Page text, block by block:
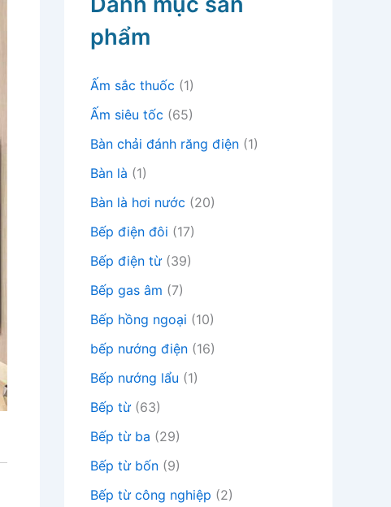
phẩm
Ấm sắc thuốc (1)
Ấm siêu tốc (65)
Bàn chải đánh răng điện (1)
Bàn là (1)
Bàn là hơi nước (20)
Bếp điện đôi (17)
Bếp điện từ (39)
Bếp gas âm (7)
Bếp hồng ngoại (10)
bếp nướng điện (16)
Bếp nướng lẩu (1)
Bếp từ (63)
Bếp từ ba (29)
Bếp từ bốn (9)
Bếp từ công nghiệp (2)